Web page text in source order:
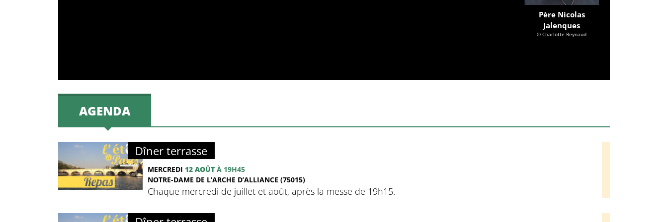
Père Nicolas
Jalenques
© Charlotte Reynaud
AGENDA
Dîner terrasse
MERCREDI 12 AOÛT À 19H45
NOTRE-DAME DE L’ARCHE D’ALLIANCE (75015)
Chaque mercredi de juillet et août, après la messe de 19h15.